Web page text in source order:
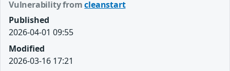
Vulnerability fromcleanstart
Published
2026-04-01 09:55
Modified
2026-03-16 17:21